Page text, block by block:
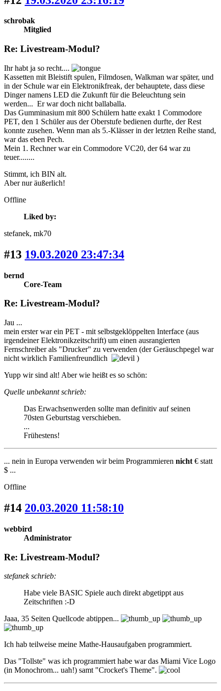
schrobak
Mitglied
Re: Livestream-Modul?
Ihr habt ja so recht....
Kassetten mit Bleistift spulen, Filmdosen, Walkman war später, und
in der Schule war ein Elektronikfreak, der behauptete, dass diese
Dinger namens LED die Zukunft für die Beleuchtung sein
werden... Er war doch nicht ballaballa.
Das Gumminasium mit 800 Schülern hatte exakt 1 Commodore
PET, den 1 Schüler aus der Oberstufe bedienen durfte, der Rest
konnte zusehen. Wenn man als 5.-Klässer in der letzten Reihe stand,
war das eben Pech.
Mein 1. Rechner war ein Commodore VC20, der 64 war zu
teuer........
Stimmt, ich BIN alt.
Aber nur äußerlich!
Offline
Liked by:
stefanek, mk70
#13 19.03.2020 23:47:34
bernd
Core-Team
Re: Livestream-Modul?
Jau ...
mein erster war ein PET - mit selbstgeklöppelten Interface (aus
irgendeiner Elektronikzeitschrift) um einen ausrangierten
Fernschreiber als "Drucker" zu verwenden (der Geräuschpegel war
nicht wirklich Familienfreundlich
)
Yupp wir sind alt! Aber wie heißt es so schön:
Quelle unbekannt schrieb:
Das Erwachsenwerden sollte man definitiv auf seinen
70sten Geburtstag verschieben.
...
Frühestens!
... nein in Europa verwenden wir beim Programmieren nicht € statt
$ ...
Offline
#14 20.03.2020 11:58:10
webbird
Administrator
Re: Livestream-Modul?
stefanek schrieb:
Habe viele BASIC Spiele auch direkt abgetippt aus
Zeitschriften :-D
Jaaa, 35 Seiten Quellcode abtippen...
Ich hab teilweise meine Mathe-Hausaufgaben programmiert.
Das "Tollste" was ich programmiert habe war das Miami Vice Logo
(in Monochrom... uah!) samt "Crocket's Theme".